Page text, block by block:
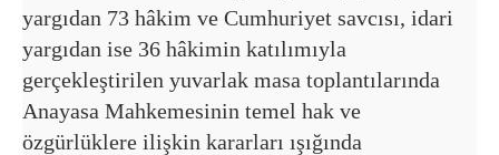
yargıdan 73 hâkim ve Cumhuriyet savcısı, idari
yargıdan ise 36 hâkimin katılımıyla
gerçekleştirilen yuvarlak masa toplantılarında
Anayasa Mahkemesinin temel hak ve
özgürlüklere ilişkin kararları ışığında